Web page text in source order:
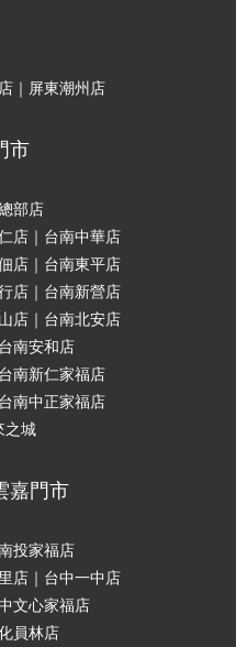
｜屏東潮州店
市
部店
店｜台南中華店
店｜台南東平店
店｜台南新營店
店｜台南北安店
南安和店
南新仁家福店
南中正家福店
之城
嘉門市
投家福店
店｜台中一中店
文心家福店
員林店